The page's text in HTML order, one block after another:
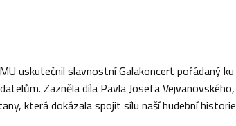
uskutečnil slavnostní Galakoncert pořádaný ku
Zazněla díla Pavla Josefa Vejvanovského,
která dokázala spojit sílu naší hudební historie